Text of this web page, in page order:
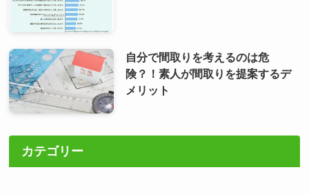
自分で間取りを考えるのは危
険？！素人が間取りを提案するデ
メリット
カテゴリー